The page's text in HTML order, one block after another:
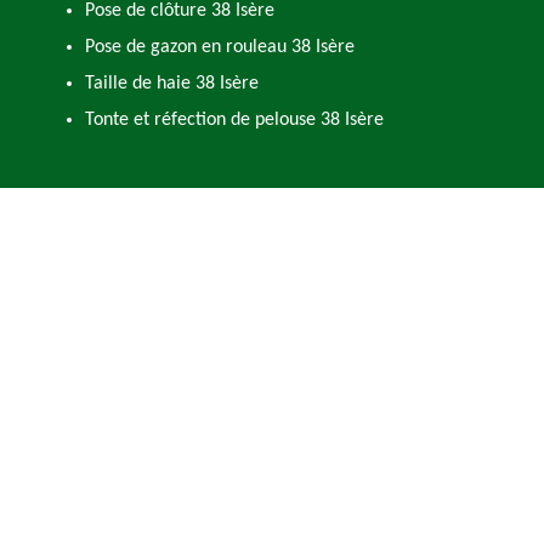
Pose de clôture 38 Isère
Pose de gazon en rouleau 38 Isère
Taille de haie 38 Isère
Tonte et réfection de pelouse 38 Isère